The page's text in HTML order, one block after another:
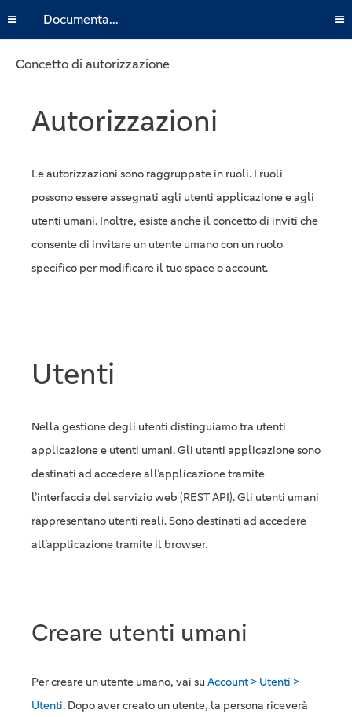
Documentazione
Concetto di autorizzazione
Autorizzazioni
Le autorizzazioni sono raggruppate in ruoli. I ruoli
possono essere assegnati agli utenti applicazione e agli
utenti umani. Inoltre, esiste anche il concetto di inviti che
consente di invitare un utente umano con un ruolo
specifico per modificare il tuo space o account.
Utenti
Nella gestione degli utenti distinguiamo tra utenti
applicazione e utenti umani. Gli utenti applicazione sono
destinati ad accedere all’applicazione tramite
l’interfaccia del servizio web (REST API). Gli utenti umani
rappresentano utenti reali. Sono destinati ad accedere
all’applicazione tramite il browser.
Creare utenti umani
Per creare un utente umano, vai suAccount > Utenti >
Utenti. Dopo aver creato un utente, la persona riceverà